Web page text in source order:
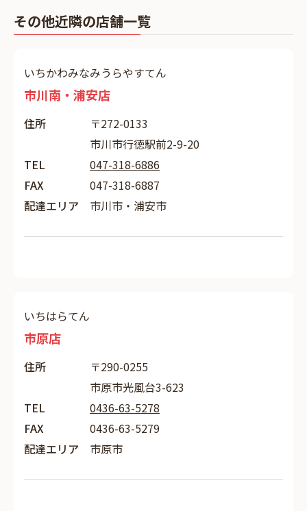
その他近隣の店舗一覧
いちかわみなみうらやすてん
市川南・浦安店
住所
〒272-0133
市川市行徳駅前2-9-20
TEL
047-318-6886
FAX
047-318-6887
配達エリア
市川市・浦安市
いちはらてん
市原店
住所
〒290-0255
市原市光風台3-623
TEL
0436-63-5278
FAX
0436-63-5279
配達エリア
市原市